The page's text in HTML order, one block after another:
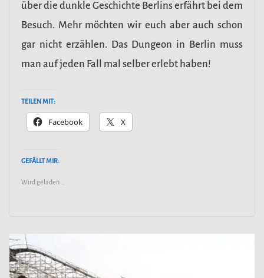
über die dunkle Geschichte Berlins erfährt bei dem
Besuch. Mehr möchten wir euch aber auch schon
gar nicht erzählen. Das Dungeon in Berlin muss
man auf jeden Fall mal selber erlebt haben!
TEILEN MIT:
Facebook X
GEFÄLLT MIR:
Wird geladen …